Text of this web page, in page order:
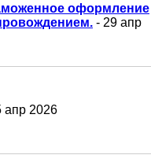
оформление
- 29 апр
апр 2026